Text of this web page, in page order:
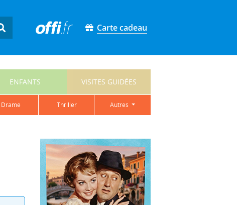
Carte cadeau
ENFANTS VISITES GUIDÉES
drame thriller autres